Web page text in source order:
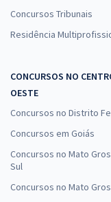
Treinamento
Concursos Tribunais
Residência
CONCURSOS NO
OESTE
Concursos no Distrito
Concursos em Goiás
Concursos no Mato
Sul
Concursos no Mato